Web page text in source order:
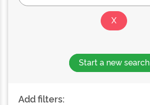
Start a new search
Add filters: